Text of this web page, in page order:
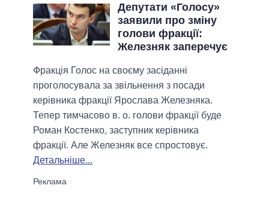
Депутати «Голосу»
заявили про зміну
голови фракції:
Железняк заперечує
Фракція Голос на своєму засіданні
проголосувала за звільнення з посади
керівника фракції Ярослава Железняка.
Тепер тимчасово в. о. голови фракції буде
Роман Костенко, заступник керівника
фракції. Але Железняк все спростовує.
Детальніше...